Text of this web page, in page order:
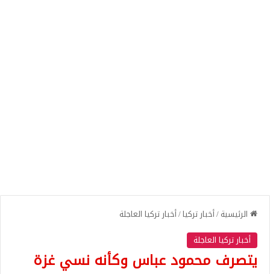
الرئيسية/أخبار تركيا/أخبار تركيا العاجلة
أخبار تركيا العاجلة
يتصرف محمود عباس وكأنه نسي غزة